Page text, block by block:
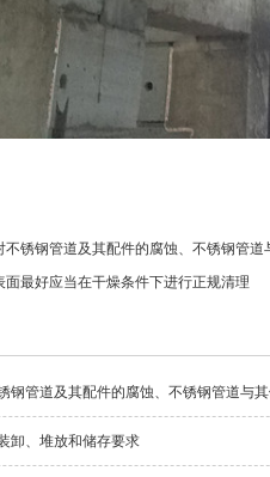
不锈钢管道及其配件的腐蚀、不锈钢管
最好应当在干燥条件下进行正规清理
钢管道及其配件的腐蚀、不锈钢管道与
卸、堆放和储存要求